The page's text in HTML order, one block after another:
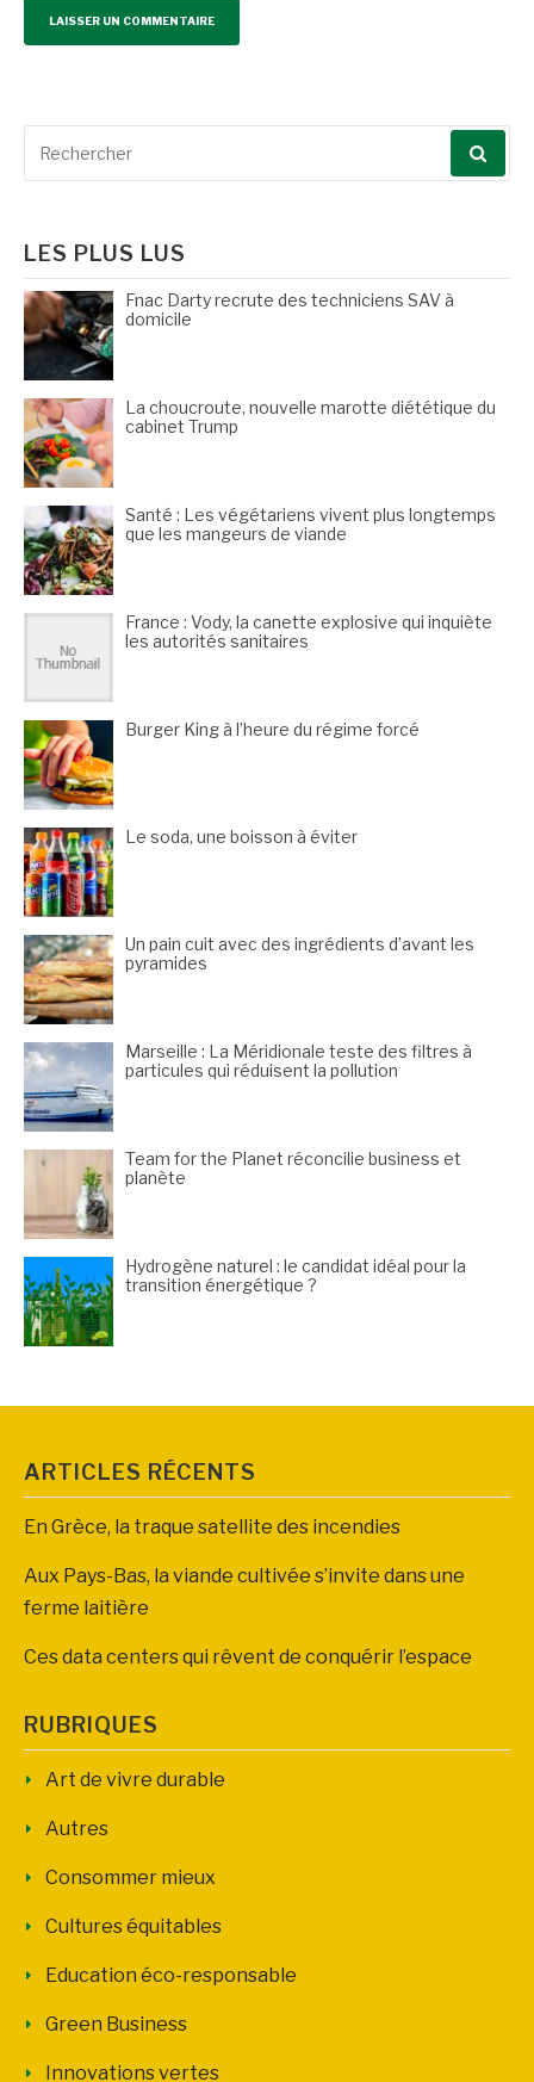
Recherche
LES PLUS LUS
Fnac Darty recrute des techniciens SAV à
domicile
La choucroute, nouvelle marotte diététique du
cabinet Trump
Santé : Les végétariens vivent plus longtemps
que les mangeurs de viande
France : Vody, la canette explosive qui inquiète
les autorités sanitaires
Burger King à l’heure du régime forcé
Le soda, une boisson à éviter
Un pain cuit avec des ingrédients d’avant les
pyramides
Marseille : La Méridionale teste des filtres à
particules qui réduisent la pollution
Team for the Planet réconcilie business et
planète
Hydrogène naturel : le candidat idéal pour la
transition énergétique ?
ARTICLES RÉCENTS
En Grèce, la traque satellite des incendies
Aux Pays-Bas, la viande cultivée s’invite dans une
ferme laitière
Ces data centers qui rêvent de conquérir l’espace
RUBRIQUES
Art de vivre durable
Autres
Consommer mieux
Cultures équitables
Education éco-responsable
Green Business
Innovations vertes